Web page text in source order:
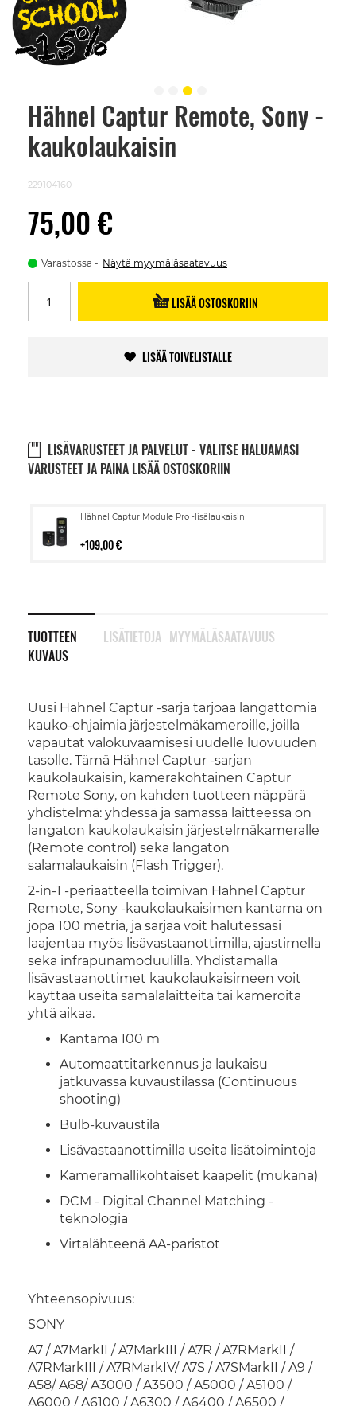
Hähnel Captur Remote, Sony -
kaukolaukaisin
229104160
75,00 €
Varastossa Näytä myymäläsaatavuus
LISÄÄ OSTOSKORIIN
LISÄÄ TOIVELISTALLE
LISÄVARUSTEET JA PALVELUT - VALITSE HALUAMASI
VARUSTEET JA PAINA LISÄÄ OSTOSKORIIN
Hähnel Captur Module Pro -lisälaukaisin
109,00 €
Lisää
TUOTTEEN
KUVAUS
Uusi Hähnel Captur -sarja tarjoaa langattomia
kauko-ohjaimia järjestelmäkameroille, joilla
vapautat valokuvaamisesi uudelle luovuuden
tasolle. Tämä Hähnel Captur -sarjan
kaukolaukaisin, kamerakohtainen Captur
Remote Sony, on kahden tuotteen näppärä
yhdistelmä: yhdessä ja samassa laitteessa on
langaton kaukolaukaisin järjestelmäkameralle
(Remote control) sekä langaton
salamalaukaisin (Flash Trigger).
2-in-1 -periaatteella toimivan Hähnel Captur
Remote, Sony -kaukolaukaisimen kantama on
jopa 100 metriä, ja sarjaa voit halutessasi
laajentaa myös lisävastaanottimilla, ajastimella
sekä infrapunamoduulilla. Yhdistämällä
lisävastaanottimet kaukolaukaisimeen voit
käyttää useita samalalaitteita tai kameroita
yhtä aikaa.
Kantama 100 m
Automaattitarkennus ja laukaisu
jatkuvassa kuvaustilassa (Continuous
shooting)
Bulb-kuvaustila
Lisävastaanottimilla useita lisätoimintoja
Kameramallikohtaiset kaapelit (mukana)
DCM - Digital Channel Matching -
teknologia
Virtalähteenä AA-paristot
Yhteensopivuus:
SONY
A7 / A7MarkII / A7MarkIII / A7R / A7RMarkII /
A7RMarkIII / A7RMarkIV/ A7S / A7SMarkII / A9 /
A58/ A68/ A3000 / A3500 / A5000 / A5100 /
A6000 / A6100 / A6300 / A6400 / A6500 /
LISÄTIETOJA MYYMÄLÄSAATAVUUS
Skip
beginning
images